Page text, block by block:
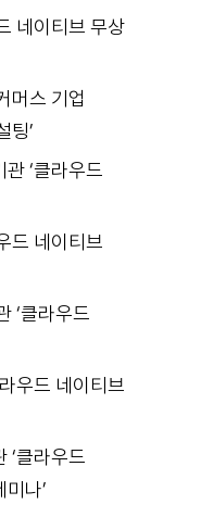
네이티브 무상
머스 기업
팅’
‘클라우드
드 네이티브
‘클라우드
우드 네이티브
‘클라우드
나’